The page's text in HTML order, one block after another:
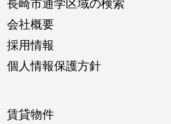
長崎市通学区域の検索
会社概要
採用情報
個人情報保護方針
賃貸物件